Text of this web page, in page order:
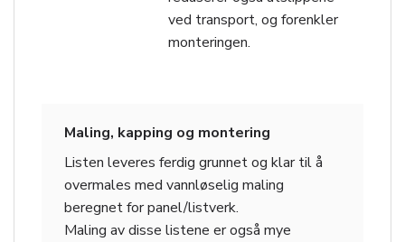
ved transport, og forenkler
monteringen.
Maling, kapping og montering
Listen leveres ferdig grunnet og klar til å
overmales med vannløselig maling
beregnet for panel/listverk.
Maling av disse listene er også mye